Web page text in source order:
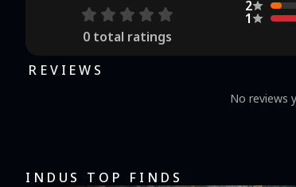
0 total ratings
2
1
REVIEWS
No reviews
INDUS TOP FINDS